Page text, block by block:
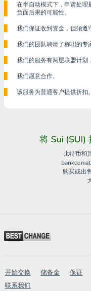
在半自动模式下，申请处理
负面后果的可能性。
我们保证收到资金，但须遵
我们的团队聘请了称职的专
我们的服务有两层联盟计划
我们愿意合作。
该服务为普通客户提供折扣。
将 Sui (SUI)
比特币和
购买或出
开始交换 储备金 保证
联系我们